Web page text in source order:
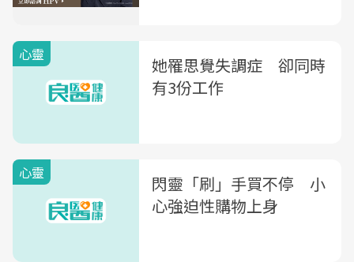
心靈
她罹思覺失調症 卻同時
有3份工作
心靈
閃靈「刷」手買不停 小
心強迫性購物上身